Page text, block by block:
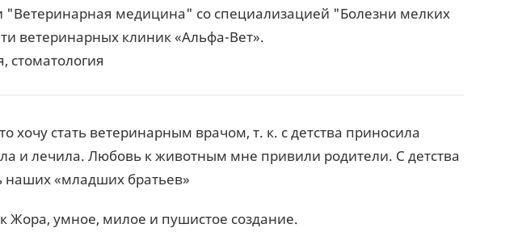
"Ветеринарная медицина" со специализацией "Болезни мелких
ветеринарных клиник «Альфа-Вет».
стоматология
хочу стать ветеринарным врачом, т. к. с детства приносила
и лечила. Любовь к животным мне привили родители. С детства
наших «младших братьев»
умное, милое и пушистое создание.